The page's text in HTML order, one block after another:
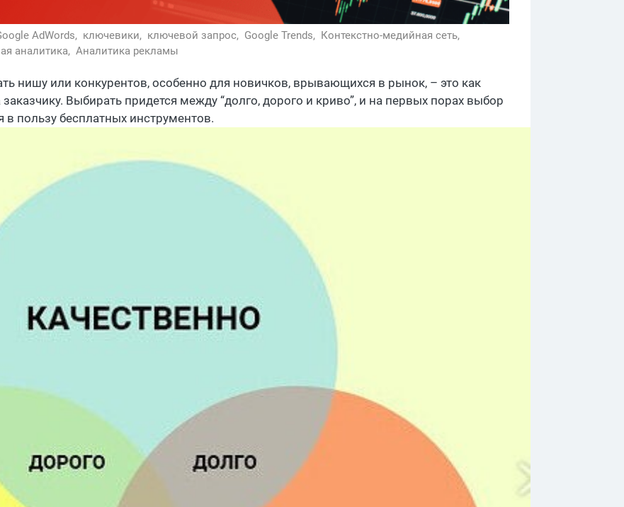
AdWords, ключевики, ключевой запрос, Google Trends, Контекстно-медийная сеть,
аналитика, Аналитика рекламы
нишу или конкурентов, особенно для новичков, врывающихся в рынок, – это как
заказчику. Выбирать придется между “долго, дорого и криво”, и на первых порах выбор
в пользу бесплатных инструментов.